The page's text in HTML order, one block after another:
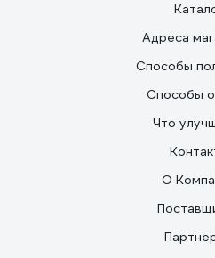
Адреса
Способы
Способы
Что
О